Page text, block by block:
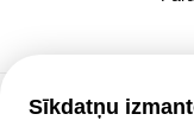
Sīkdatņu